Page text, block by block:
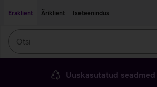
Eraklient
Äriklient Iseteenindus
Uuskasutatud seadmed